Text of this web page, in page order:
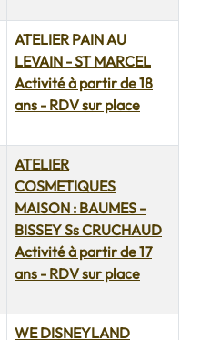
ATELIER PAIN AU
LEVAIN - ST MARCEL
Activité à partir de 18
ans - RDV sur place
ATELIER
COSMETIQUES
MAISON : BAUMES -
BISSEY Ss CRUCHAUD
Activité à partir de 17
ans - RDV sur place
WE DISNEYLAND